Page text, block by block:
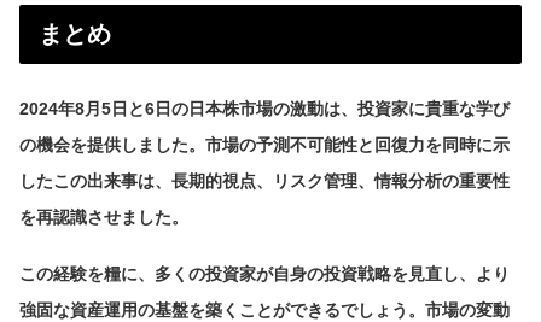
まとめ
2024年8月5日と6日の日本株市場の激動は、投資家に貴重な学び
の機会を提供しました。市場の予測不可能性と回復力を同時に示
したこの出来事は、長期的視点、リスク管理、情報分析の重要性
を再認識させました。
この経験を糧に、多くの投資家が自身の投資戦略を見直し、より
強固な資産運用の基盤を築くことができるでしょう。市場の変動